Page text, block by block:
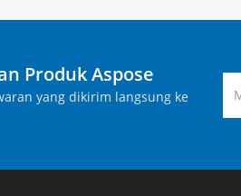
Produk Aspose
yang dikirim langsung ke